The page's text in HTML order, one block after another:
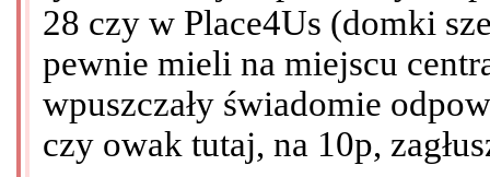
28 czy w Place4Us (domki
pewnie mieli na miejscu
wpuszczały świadomie
czy owak tutaj, na 10p,